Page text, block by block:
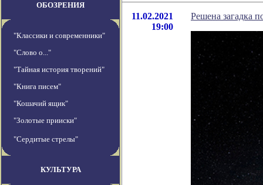
ОБОЗРЕНИЯ
"Классики и современники"
"Слово о..."
"Тайная история творений"
"Книга писем"
"Кошачий ящик"
"Золотые прииски"
"Сердитые стрелы"
КУЛЬТУРА
11.02.2021
19:00
Решена загадка